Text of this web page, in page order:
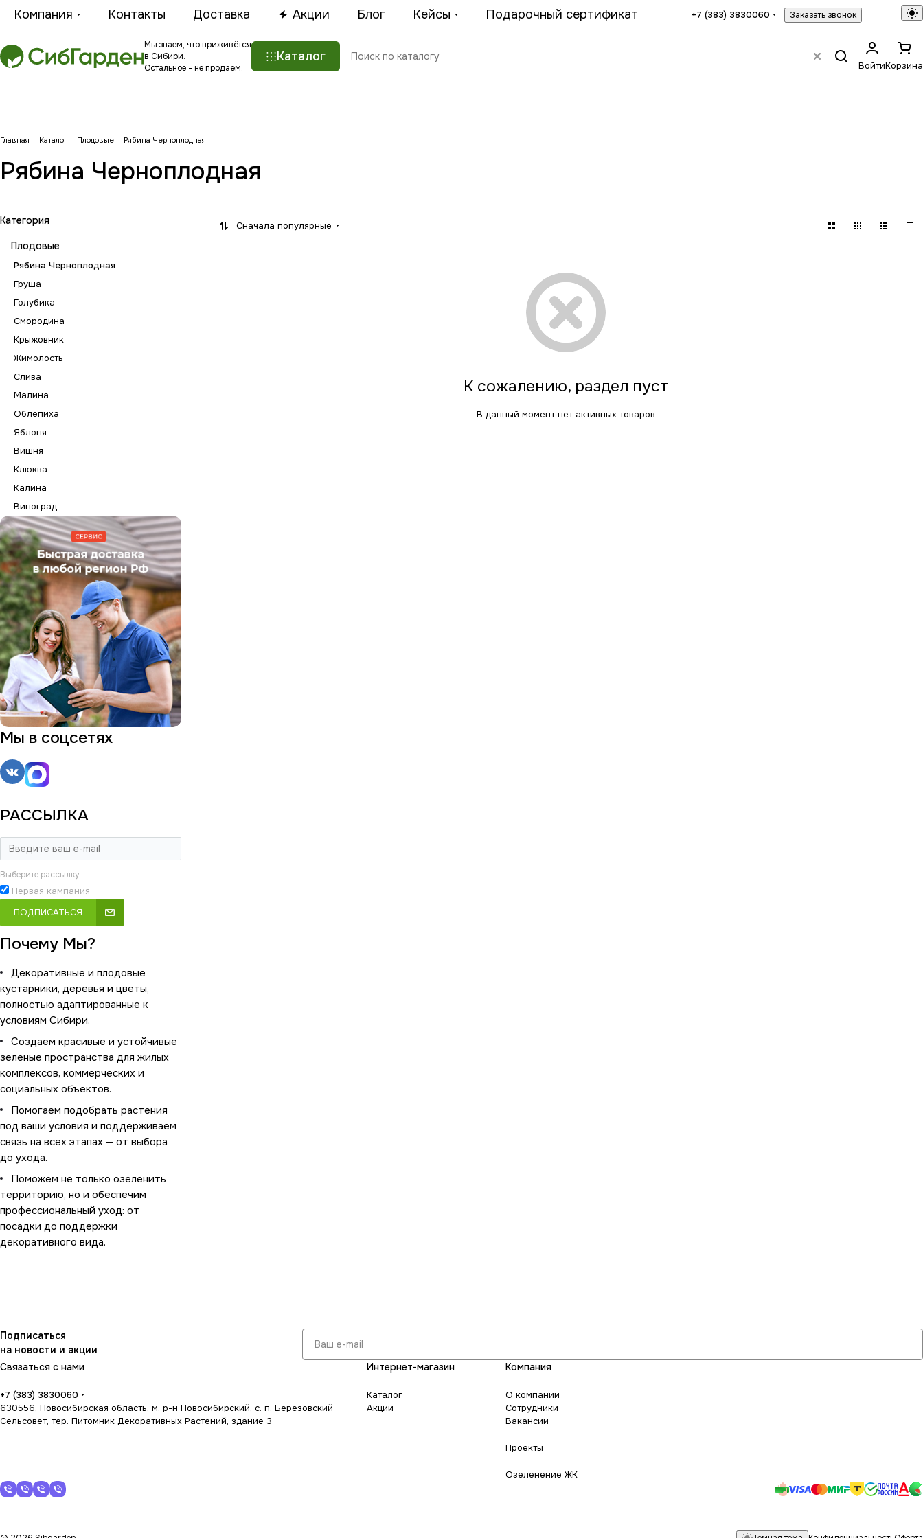
Компания Контакты Доставка Акции Блог Кейсы Подарочный сертификат +7 (383) 3830060 Заказать звонок
Мы знаем, что приживётся
в Сибири.
Остальное - не продаём.
Каталог
ВойтиКорзина
Главная Каталог Плодовые Рябина Черноплодная
Рябина Черноплодная
Сначала популярные
К сожалению, раздел пуст
В данный момент нет активных товаров
Категория
Плодовые
Рябина Черноплодная
Груша
Голубика
Смородина
Крыжовник
Жимолость
Слива
Малина
Облепиха
Яблоня
Вишня
Клюква
Калина
Виноград
Мы в соцсетях
РАССЫЛКА
Выберите рассылку
Первая кампания
ПОДПИСАТЬСЯ
Почему Мы?
Декоративные и плодовые
кустарники, деревья и цветы,
полностью адаптированные к
условиям Сибири.
Создаем красивые и устойчивые
зеленые пространства для жилых
комплексов, коммерческих и
социальных объектов.
Помогаем подобрать растения
под ваши условия и поддерживаем
связь на всех этапах — от выбора
до ухода.
Поможем не только озеленить
территорию, но и обеспечим
профессиональный уход: от
посадки до поддержки
декоративного вида.
Подписаться
на новости и акции
Связаться с нами
+7 (383) 3830060
630556, Новосибирская область, м. р-н Новосибирский, с. п. Березовский
Сельсовет, тер. Питомник Декоративных Растений, здание 3
Интернет-магазин
Каталог
Акции
Компания
О компании
Сотрудники
Вакансии
Проекты
Озеленение ЖК